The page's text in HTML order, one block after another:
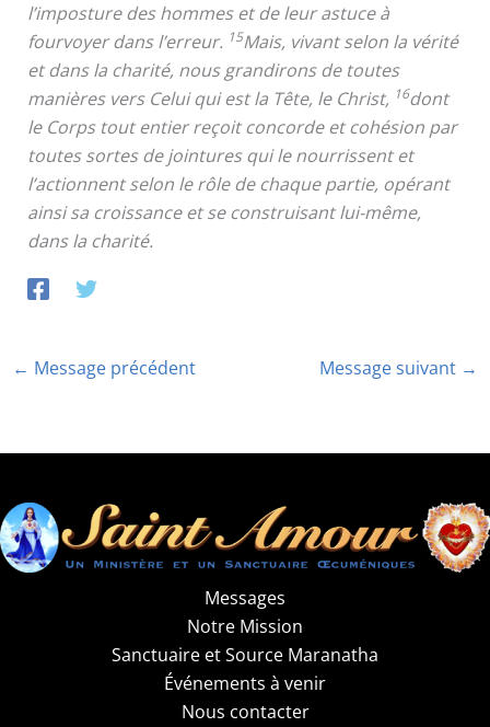
l’imposture des hommes et de leur astuce à
fourvoyer dans l’erreur. 15Mais, vivant selon la vérité
et dans la charité, nous grandirons de toutes
manières vers Celui qui est la Tête, le Christ, 16dont
le Corps tout entier reçoit concorde et cohésion par
toutes sortes de jointures qui le nourrissent et
l’actionnent selon le rôle de chaque partie, opérant
ainsi sa croissance et se construisant lui-même,
dans la charité.
← Message précédent Message suivant →
Messages
Notre Mission
Sanctuaire et Source Maranatha
Événements à venir
Nous contacter